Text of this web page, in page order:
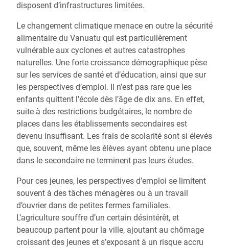
disposent d’infrastructures limitées.
Le changement climatique menace en outre la sécurité
alimentaire du Vanuatu qui est particulièrement
vulnérable aux cyclones et autres catastrophes
naturelles. Une forte croissance démographique pèse
sur les services de santé et d’éducation, ainsi que sur
les perspectives d’emploi. Il n’est pas rare que les
enfants quittent l’école dès l’âge de dix ans. En effet,
suite à des restrictions budgétaires, le nombre de
places dans les établissements secondaires est
devenu insuffisant. Les frais de scolarité sont si élevés
que, souvent, même les élèves ayant obtenu une place
dans le secondaire ne terminent pas leurs études.
Pour ces jeunes, les perspectives d’emploi se limitent
souvent à des tâches ménagères ou à un travail
d’ouvrier dans de petites fermes familiales.
L’agriculture souffre d’un certain désintérêt, et
beaucoup partent pour la ville, ajoutant au chômage
croissant des jeunes et s’exposant à un risque accru